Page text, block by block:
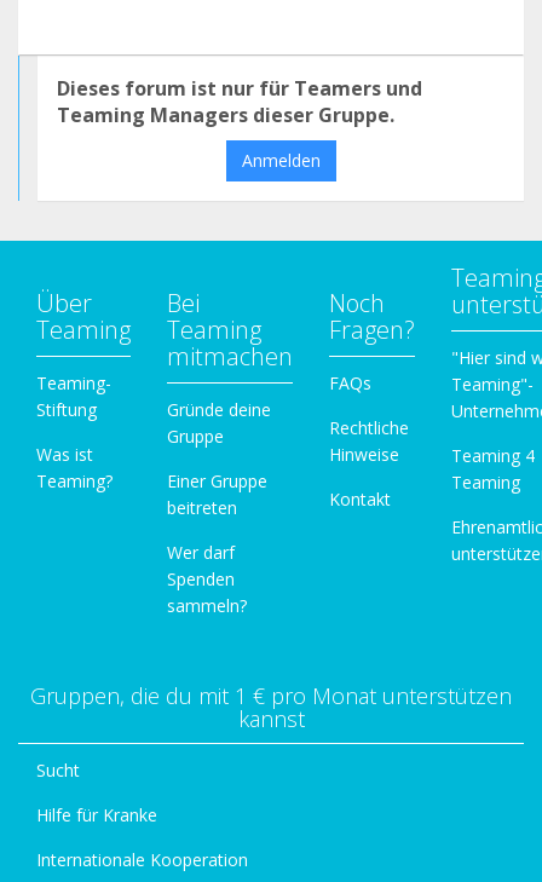
Dieses forum ist nur für Teamers und
Teaming Managers dieser Gruppe.
Anmelden
Über
Teaming
Teaming-
Stiftung
Was ist
Teaming?
Bei
Teaming
mitmachen
Gründe deine
Gruppe
Einer Gruppe
beitreten
Wer darf
Spenden
sammeln?
Noch
Fragen?
FAQs
Rechtliche
Hinweise
Kontakt
"Hier sind
Teaming"-
Teaming 4
Teaming
Gruppen, die du mit 1 € pro Monat unterstützen
kannst
Sucht
Hilfe für Kranke
Internationale Kooperation